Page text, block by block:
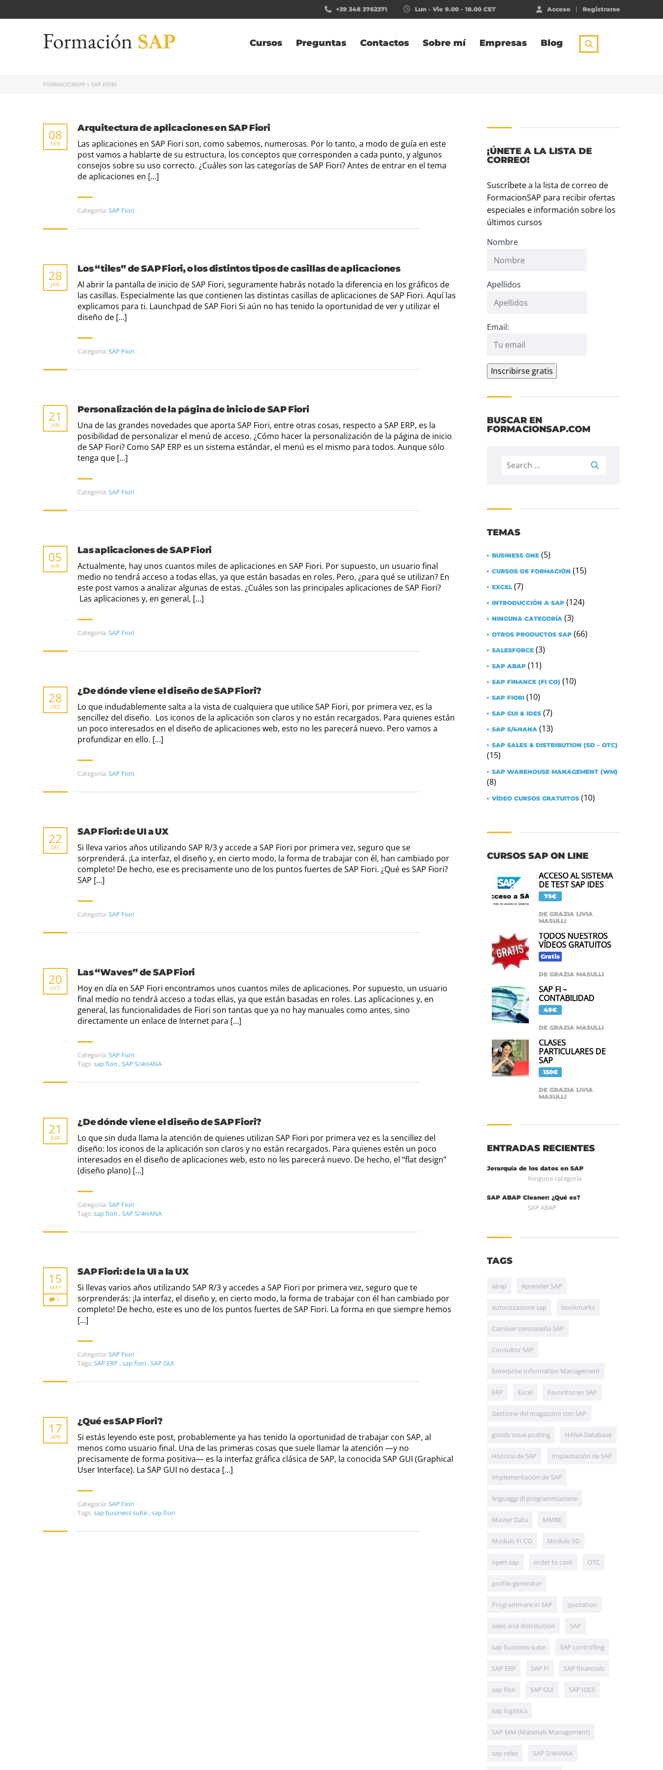
Acceso Registrarse
Lun - Vie 9.00 - 18.00 CET
+39 348 3762371
Cursos Preguntas Contactos Sobre mí Empresas Blog
FORMACIONSAP > SAP FIORI
Arquitectura de aplicaciones en SAP Fiori
08
FEB
Las aplicaciones en SAP Fiori son, como sabemos, numerosas. Por lo tanto, a modo de guía en este
post vamos a hablarte de su estructura, los conceptos que corresponden a cada punto, y algunos
consejos sobre su uso correcto. ¿Cuáles son las categorías de SAP Fiori? Antes de entrar en el tema
de aplicaciones en […]
Categoría:SAP Fiori
Los “tiles” de SAP Fiori, o los distintos tipos de casillas de aplicaciones
28
JAN
Al abrir la pantalla de inicio de SAP Fiori, seguramente habrás notado la diferencia en los gráficos de
las casillas. Especialmente las que contienen las distintas casillas de aplicaciones de SAP Fiori. Aquí las
explicamos para ti. Launchpad de SAP Fiori Si aún no has tenido la oportunidad de ver y utilizar el
diseño de […]
Categoría:SAP Fiori
Personalización de la página de inicio de SAP Fiori
21
JAN
Una de las grandes novedades que aporta SAP Fiori, entre otras cosas, respecto a SAP ERP, es la
posibilidad de personalizar el menú de acceso. ¿Cómo hacer la personalización de la página de inicio
de SAP Fiori? Como SAP ERP es un sistema estándar, el menú es el mismo para todos. Aunque sólo
tenga que […]
Categoría:SAP Fiori
Las aplicaciones de SAP Fiori
05
JAN
Actualmente, hay unos cuantos miles de aplicaciones en SAP Fiori. Por supuesto, un usuario final
medio no tendrá acceso a todas ellas, ya que están basadas en roles. Pero, ¿para qué se utilizan? En
este post vamos a analizar algunas de estas. ¿Cuáles son las principales aplicaciones de SAP Fiori?
Las aplicaciones y, en general, […]
Categoría:SAP Fiori
¿De dónde viene el diseño de SAP Fiori?
28
DEC
Lo que indudablemente salta a la vista de cualquiera que utilice SAP Fiori, por primera vez, es la
sencillez del diseño. Los iconos de la aplicación son claros y no están recargados. Para quienes están
un poco interesados en el diseño de aplicaciones web, esto no les parecerá nuevo. Pero vamos a
profundizar en ello. […]
Categoría:SAP Fiori
SAP Fiori: de UI a UX
22
DEC
Si lleva varios años utilizando SAP R/3 y accede a SAP Fiori por primera vez, seguro que se
sorprenderá. ¡La interfaz, el diseño y, en cierto modo, la forma de trabajar con él, han cambiado por
completo! De hecho, ese es precisamente uno de los puntos fuertes de SAP Fiori. ¿Qué es SAP Fiori?
SAP […]
Categoría:SAP Fiori
Las “Waves” de SAP Fiori
20
OCT
Hoy en día en SAP Fiori encontramos unos cuantos miles de aplicaciones. Por supuesto, un usuario
final medio no tendrá acceso a todas ellas, ya que están basadas en roles. Las aplicaciones y, en
general, las funcionalidades de Fiori son tantas que ya no hay manuales como antes, sino
directamente un enlace de Internet para […]
Categoría:SAP Fiori
Tags:sap fiori ,SAP S/4HANA
¿De dónde viene el diseño de SAP Fiori?
21
JUN
Lo que sin duda llama la atención de quienes utilizan SAP Fiori por primera vez es la sencillez del
diseño: los iconos de la aplicación son claros y no están recargados. Para quienes estén un poco
interesados en el diseño de aplicaciones web, esto no les parecerá nuevo. De hecho, el “flat design”
(diseño plano) […]
Categoría:SAP Fiori
Tags:sap fiori ,SAP S/4HANA
SAP Fiori: de la UI a la UX
15
MAY
1
Si llevas varios años utilizando SAP R/3 y accedes a SAP Fiori por primera vez, seguro que te
sorprenderás: ¡la interfaz, el diseño y, en cierto modo, la forma de trabajar con él han cambiado por
completo! De hecho, este es uno de los puntos fuertes de SAP Fiori. La forma en que siempre hemos
[…]
Categoría:SAP Fiori
Tags:SAP ERP ,sap fiori ,SAP GUI
¿Qué es SAP Fiori?
17
APR
Si estás leyendo este post, probablemente ya has tenido la oportunidad de trabajar con SAP, al
menos como usuario final. Una de las primeras cosas que suele llamar la atención —y no
precisamente de forma positiva— es la interfaz gráfica clásica de SAP, la conocida SAP GUI (Graphical
User Interface). La SAP GUI no destaca […]
Categoría:SAP Fiori
Tags:sap business suite ,sap fiori
¡ÚNETE A LA LISTA DE
CORREO!
Suscríbete a la lista de correo de
FormacionSAP para recibir ofertas
especiales e información sobre los
últimos cursos
Nombre
Apellidos
Email:
BUSCAR EN
FORMACIONSAP.COM
Search
for:
TEMAS
BUSINESS ONE (5)
CURSOS DE FORMACIÓN (15)
EXCEL(7)
INTRODUCCIÓN A SAP (124)
NINGUNA CATEGORÍA (3)
OTROS PRODUCTOS SAP (66)
SALESFORCE (3)
SAP ABAP (11)
SAP FINANCE (FI CO) (10)
SAP FIORI (10)
SAP GUI & IDES (7)
SAP S/4HANA (13)
SAP SALES & DISTRIBUTION (SD – OTC)
(15)
SAP WAREHOUSE MANAGEMENT (WM)
(8)
VÍDEO CURSOS GRATUITOS (10)
CURSOS SAP ON LINE
ACCESO AL SISTEMA
DE TEST SAP IDES
75€
DE GRAZIA LIVIA
MASULLI
TODOS NUESTROS
VÍDEOS GRATUITOS
Gratis
DE GRAZIA MASULLI
SAP FI –
CONTABILIDAD
49€
DE GRAZIA MASULLI
CLASES
PARTICULARES DE
SAP
150€
DE GRAZIA LIVIA
MASULLI
ENTRADAS RECIENTES
Jerarquía de los datos en SAP
Ninguna categoría
SAP ABAP Cleaner: ¿Qué es?
SAP ABAP
TAGS
abap Aprender SAP
autorizzazione sap bookmarks
Cambiar contraseña SAP
Consultor SAP
Enterprise Information Management
ERP Excel Favoritos en SAP
Gestione del magazzino con SAP
goods issue posting HANA Database
Historia de SAP Implantación de SAP
Implementación de SAP
linguaggi di programmazione
Master Data MMBE
Modulo FI CO Modulo SD
open sap order to cash OTC
profile generator
Programmare in SAP quotation
sales and distribution SAP
sap business suite SAP controlling
SAP ERP SAP FI SAP financials
sap fiori SAP GUI SAP IDES
sap logistica
SAP MM (Materials Management)
sap roles SAP S/4HANA